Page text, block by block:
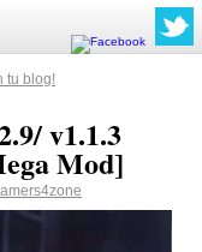
tu blog!
v1.1.3
Mod]